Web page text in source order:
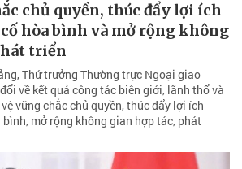
chủ quyền, thúc đẩy lợi ích
hòa bình và mở rộng không
triển
Thứ trưởng Thường trực Ngoại giao
về kết quả công tác biên giới, lãnh thổ và
vững chắc chủ quyền, thúc đẩy lợi ích
mở rộng không gian hợp tác, phát